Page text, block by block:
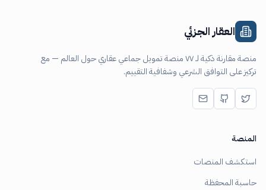
العقار الجزئي
منصة مقارنة ذكية لـ ٧٧ منصة تمويل جماعي عقاري حول العالم — مع
تركيز على التوافق الشرعي وشفافية التقييم.
المنصة
استكشف المنصات
حاسبة المحفظة